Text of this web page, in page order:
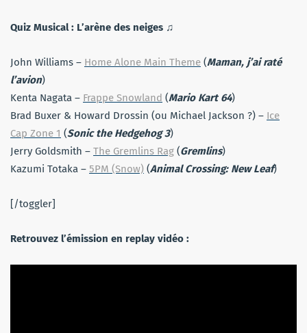
Quiz Musical : L’arène des neiges ♫
John Williams – Home Alone Main Theme (Maman, j’ai raté
l’avion)
Kenta Nagata – Frappe Snowland (Mario Kart 64)
Brad Buxer & Howard Drossin (ou Michael Jackson ?) – Ice
Cap Zone 1 (Sonic the Hedgehog 3)
Jerry Goldsmith – The Gremlins Rag (Gremlins)
Kazumi Totaka – 5PM (Snow) (Animal Crossing: New Leaf)
[/toggler]
Retrouvez l’émission en replay vidéo :